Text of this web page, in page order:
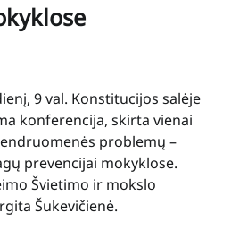
9 val. Konstitucijos salėje
konferencija, skirta vienai
problemų –
prevencijai mokyklose.
Švietimo ir mokslo
Šukevičienė.